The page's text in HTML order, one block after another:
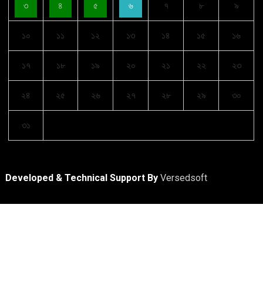
৩ ৪ ৫ ৬ ৭ ৮ ৯
১০ ১১ ১২ ১৩ ১৪ ১৫ ১৬
১৭ ১৮ ১৯ ২০ ২১ ২২ ২৩
২৪ ২৫ ২৬ ২৭ ২৮ ২৯ ৩০
৩১
Developed & Technical Support ByVersedsoft